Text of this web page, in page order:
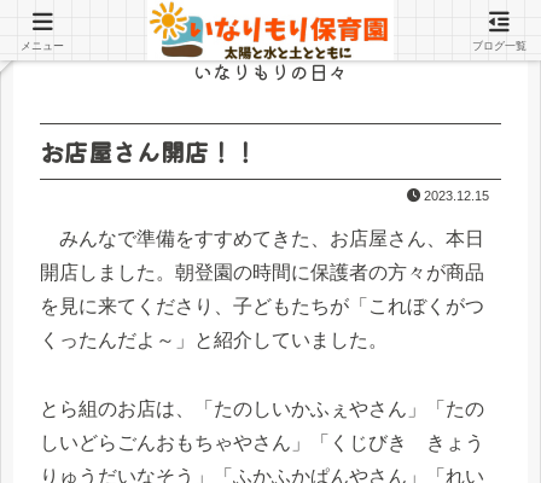
いなりもりの日々
お店屋さん開店！！
2023.12.15
みんなで準備をすすめてきた、お店屋さん、本日
開店しました。朝登園の時間に保護者の方々が商品
を見に来てくださり、子どもたちが「これぼくがつ
くったんだよ～」と紹介していました。
とら組のお店は、「たのしいかふぇやさん」「たの
しいどらごんおもちゃやさん」「くじびき きょう
りゅうだいなそう」「ふかふかぱんやさん」「れい
メニュー ブログ一覧